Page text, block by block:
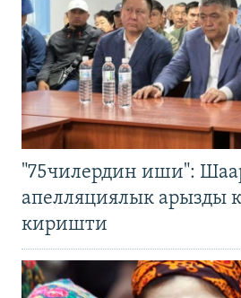
"75чилердин иши":
апелляциялык арызды
киришти